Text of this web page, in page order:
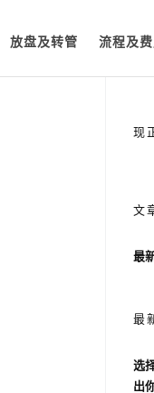
放盘及转管 流程及
现
文
最
最
选
出